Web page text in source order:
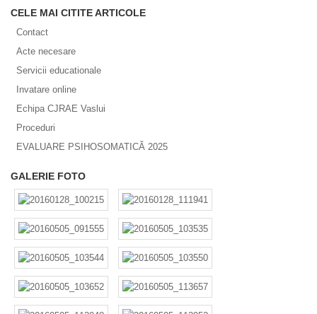
CELE MAI CITITE ARTICOLE
Contact
Acte necesare
Servicii educationale
Invatare online
Echipa CJRAE Vaslui
Proceduri
EVALUARE PSIHOSOMATICĂ 2025
GALERIE FOTO